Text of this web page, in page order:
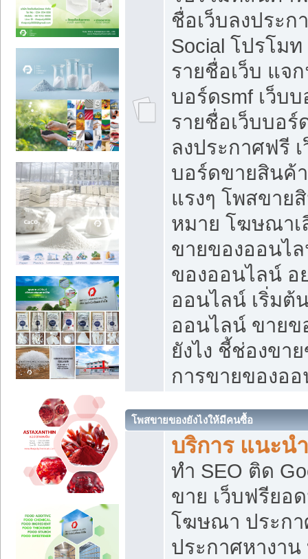
ชื่อเว็บลงประ
Social โปรโม
รายชื่อเว็บ แจ
บอร์ดsmf เว็บ
รายชื่อเว็บบอ
ลงประกาศฟรี
บอร์ดขายสินค้
แรงๆ โพสขาย
หมาย โฆษณาเ
ขายของออนไ
ของออนไลน์ อ
ออนไลน์ เริ่มต้
ออนไลน์ ขายข
ยังไง ชี้ช่องขา
การขายของอ
โพสขายของยังไงให้มีคนซื้อ
บริการ แนะน
ทำ SEO ติด
ขาย เว็บฟรียอ
โฆษณา ประกา
ประกาศหางา